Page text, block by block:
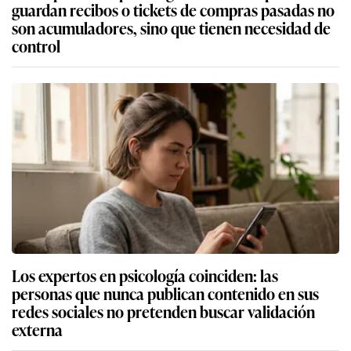
guardan recibos o tickets de compras pasadas no
son acumuladores, sino que tienen necesidad de
control
Los expertos en psicología coinciden: las
personas que nunca publican contenido en sus
redes sociales no pretenden buscar validación
externa